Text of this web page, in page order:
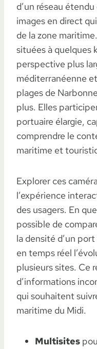
d’un réseau
images en direct
de la zone
situées à quelques
perspective plus
méditerranéenne
plages de
plus. Elles
portuaire élargie,
comprendre le
maritime et
Explorer ces
l’expérience
des usagers. En
possible de
la densité d’un
en temps réel
plusieurs sites. Ce
d’informations
qui souhaitent
maritime du Midi.
Multisites